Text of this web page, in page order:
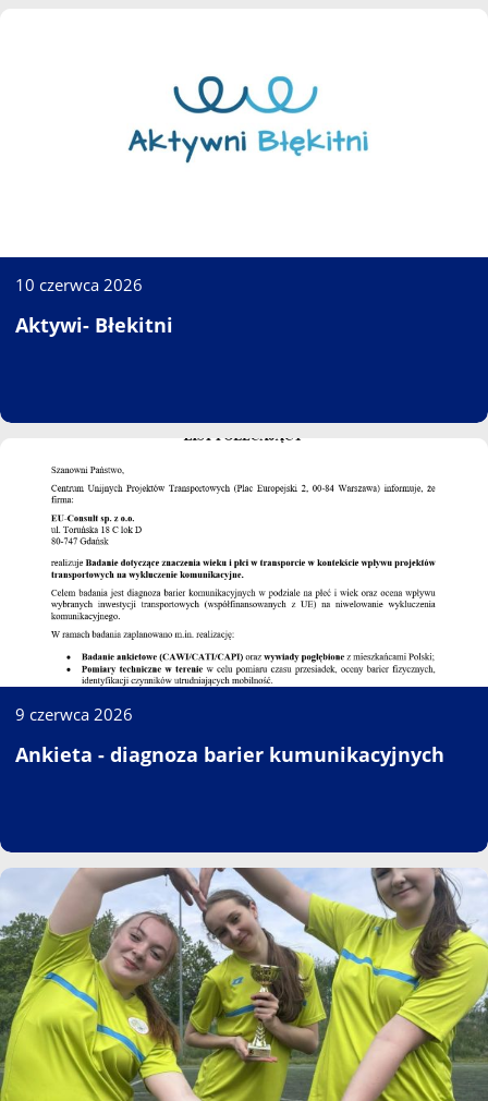
10 czerwca 2026
Aktywi- Błekitni
9 czerwca 2026
Ankieta - diagnoza barier kumunikacyjnych